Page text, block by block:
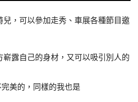
兒，可以參加走秀、車展各種節目邀
嶄露自己的身材，又可以吸引別人的
美的，同樣的我也是